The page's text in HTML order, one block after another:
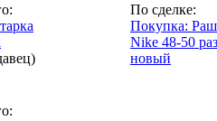
По сделке:
Покупка:
Nike 48-50
новый